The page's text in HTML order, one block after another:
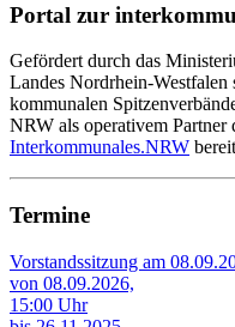
Portal zur
Gefördert durch das
Landes Nordrhein-Westfalen
kommunalen
NRW als operativem Partner
Interkommunales.NRW
Termine
Vorstandssitzung am
von 08.09.2026,
15:00 Uhr